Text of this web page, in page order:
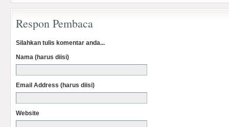
Respon Pembaca
Silahkan tulis komentar anda...
Nama (harus diisi)
Email Address (harus diisi)
Website